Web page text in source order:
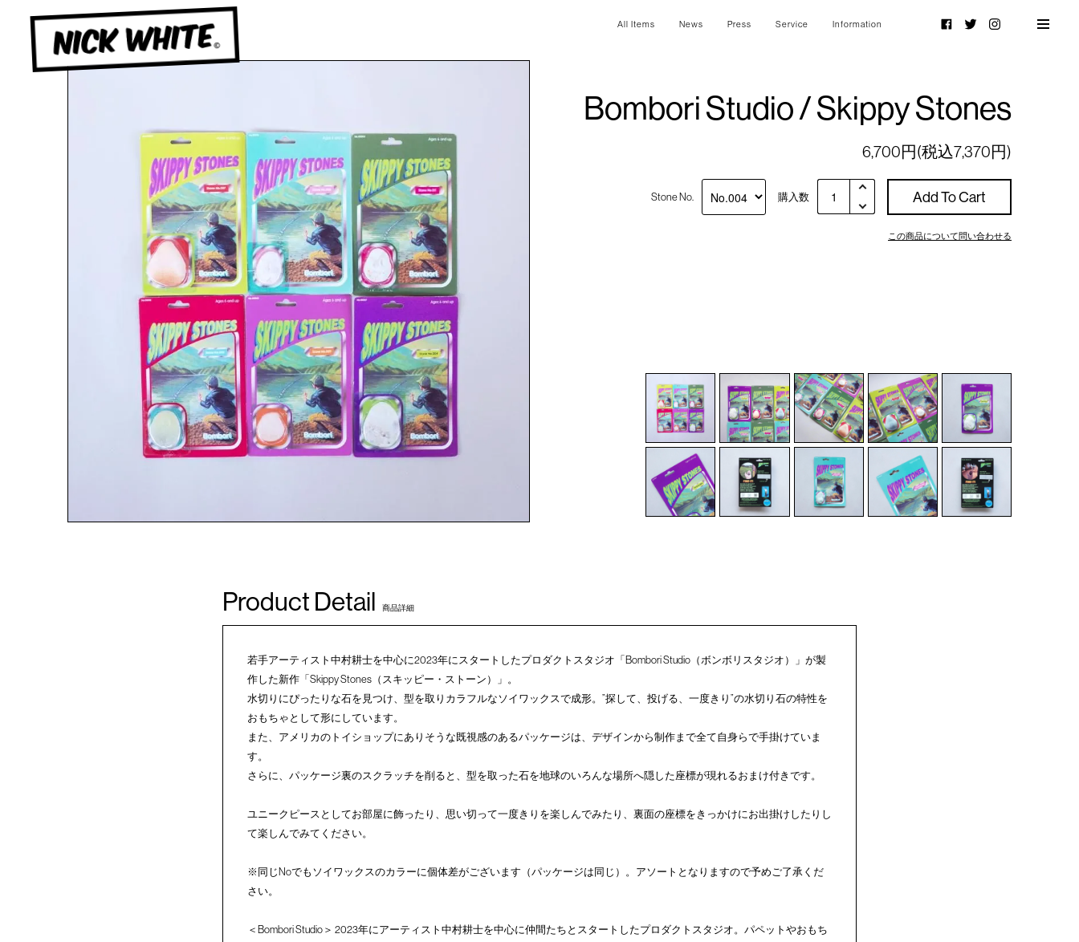
All Items News Press Service Information
Bombori Studio / Skippy Stones
6,700円(税込7,370円)
Stone No. 購入数 Add To Cart
この商品について問い合わせる
Product Detail 商品詳細
若手アーティスト中村耕士を中心に2023年にスタートしたプロダクトスタジオ「Bombori Studio（ボンボリスタジオ）」が製
作した新作「Skippy Stones（スキッピー・ストーン）」。
水切りにぴったりな石を見つけ、型を取りカラフルなソイワックスで成形。”探して、投げる、一度きり”の水切り石の特性を
おもちゃとして形にしています。
また、アメリカのトイショップにありそうな既視感のあるパッケージは、デザインから制作まで全て自身らで手掛けていま
す。
さらに、パッケージ裏のスクラッチを削ると、型を取った石を地球のいろんな場所へ隠した座標が現れるおまけ付きです。
ユニークピースとしてお部屋に飾ったり、思い切って一度きりを楽しんでみたり、裏面の座標をきっかけにお出掛けしたりし
て楽しんでみてください。
※同じNoでもソイワックスのカラーに個体差がございます（パッケージは同じ）。アソートとなりますので予めご了承くだ
さい。
＜Bombori Studio＞ 2023年にアーティスト中村耕士を中心に仲間たちとスタートしたプロダクトスタジオ。パペットやおもち